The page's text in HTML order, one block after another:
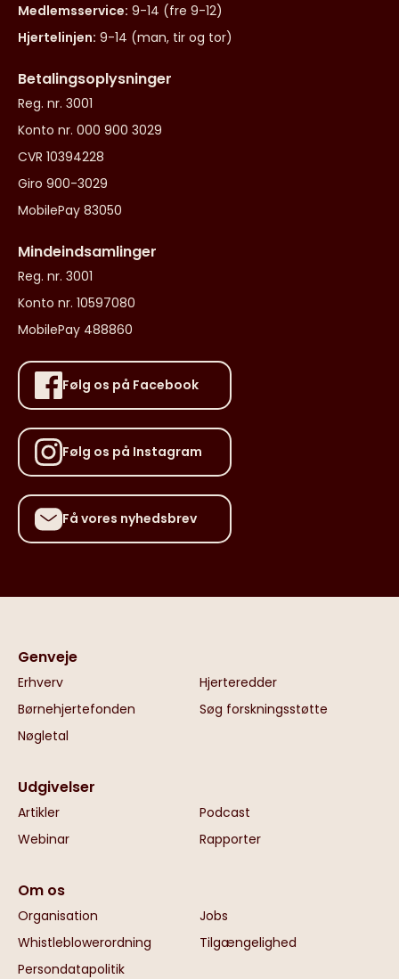
Medlemsservice: 9-14 (fre 9-12)
Hjertelinjen: 9-14 (man, tir og tor)
Betalingsoplysninger
Reg. nr. 3001
Konto nr. 000 900 3029
CVR 10394228
Giro 900-3029
MobilePay 83050
Mindeindsamlinger
Reg. nr. 3001
Konto nr. 10597080
MobilePay 488860
Følg os på Facebook
Følg os på Instagram
Få vores nyhedsbrev
Genveje
Erhverv
Hjerteredder
Børnehjertefonden
Søg forskningsstøtte
Nøgletal
Udgivelser
Artikler
Podcast
Webinar
Rapporter
Om os
Organisation
Jobs
Whistleblowerordning
Tilgængelighed
Persondatapolitik